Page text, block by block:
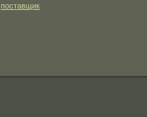
поставщик